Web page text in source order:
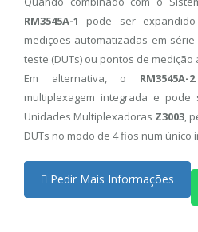
RM3545A-1
pode ser
medições automatizadas em
teste (DUTs) ou pontos de
Em alternativa, o RM3545A-2
multiplexagem integrada e
Unidades Multiplexadoras Z3003,
DUTs no modo de 4 fios num único
Pedir Mais Informações